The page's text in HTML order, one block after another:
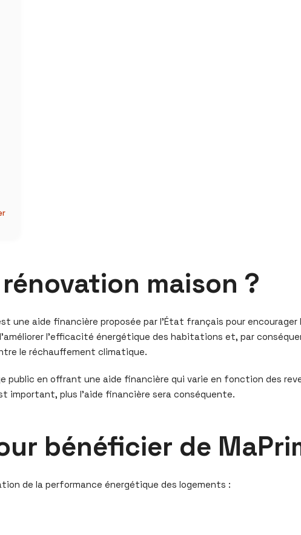
maison ?
une aide financière proposée par l’État français pour encourager
l’efficacité énergétique des habitations et, par
le réchauffement climatique.
public en offrant une aide financière qui varie en fonction des
important, plus l’aide financière sera conséquente.
bénéficier de
de la performance énergétique des logements :